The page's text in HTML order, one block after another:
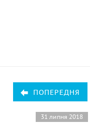
ПОПЕРЕДНЯ
31 липня 2018